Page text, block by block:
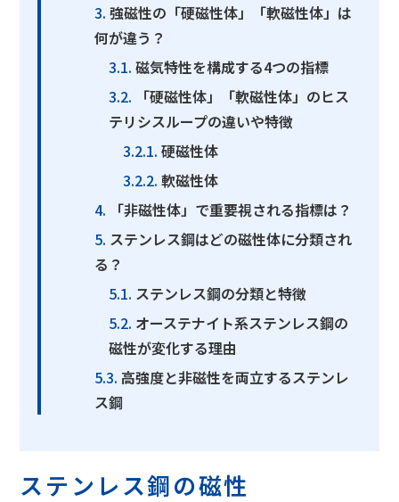
強磁性の「硬磁性体」「軟磁性体」は
何が違う？
磁気特性を構成する4つの指標
「硬磁性体」「軟磁性体」のヒス
テリシスループの違いや特徴
硬磁性体
軟磁性体
「非磁性体」で重要視される指標は？
ステンレス鋼はどの磁性体に分類され
る？
ステンレス鋼の分類と特徴
オーステナイト系ステンレス鋼の
磁性が変化する理由
高強度と非磁性を両立するステンレ
ス鋼
ステンレス鋼の磁性